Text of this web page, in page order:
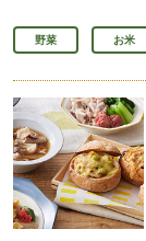
野菜 お米